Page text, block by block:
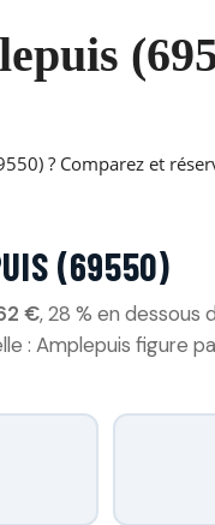
? Comparez et
(69550)
€, 28 % en dessous
: Amplepuis figure